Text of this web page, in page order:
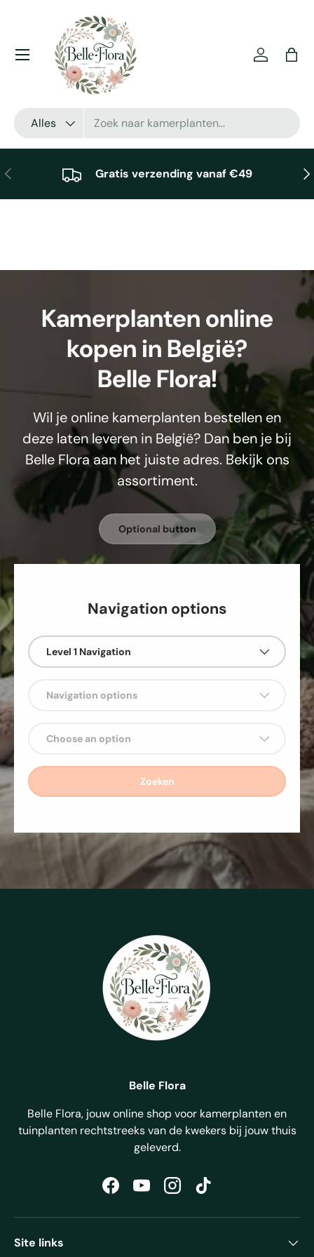
Ga naar inhoud
Zoeken
Productsoort
Alles
Inloggen
Tas
Menu
Vorige Gratis verzending vanaf €49
Kamerplanten online
kopen in België?
Belle Flora!
Wil je online kamerplanten bestellen en
deze laten leveren in België? Dan ben je bij
Belle Flora aan het juiste adres. Bekijk ons
assortiment.
Optional button
Navigation options
Level 1 Navigation
Navigation options
Choose an option
Zoeken
Belle Flora
Belle Flora, jouw online shop voor kamerplanten en
tuinplanten rechtstreeks van de kwekers bij jouw thuis
geleverd.
FacebookYouTubeInstagramTikTok
Site links